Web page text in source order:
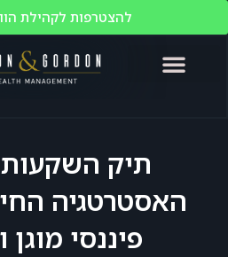
להצטרפות לקהילת
תיק
האסטרטגיה
פיננסי